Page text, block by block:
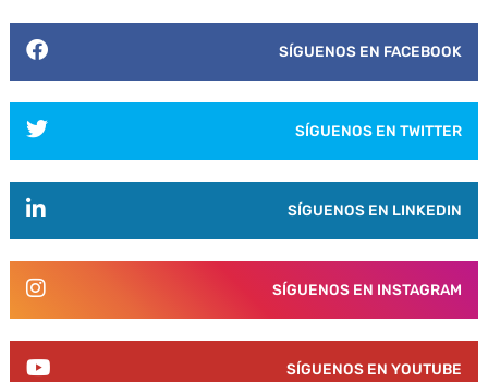
SÍGUENOS EN FACEBOOK
SÍGUENOS EN TWITTER
SÍGUENOS EN LINKEDIN
SÍGUENOS EN INSTAGRAM
SÍGUENOS EN YOUTUBE